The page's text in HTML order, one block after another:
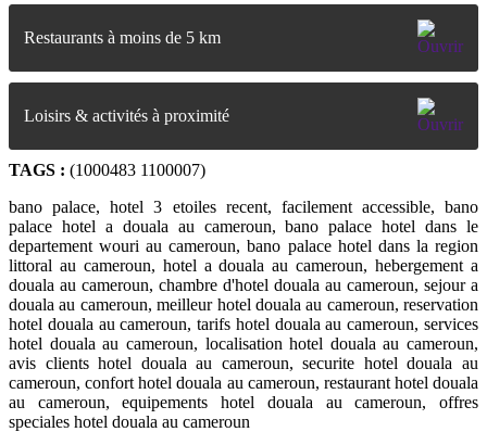
Restaurants à moins de 5 km
Loisirs & activités à proximité
TAGS : (1000483 1100007)
bano palace, hotel 3 etoiles recent, facilement accessible, bano
palace hotel a douala au cameroun, bano palace hotel dans le
departement wouri au cameroun, bano palace hotel dans la region
littoral au cameroun, hotel a douala au cameroun, hebergement a
douala au cameroun, chambre d'hotel douala au cameroun, sejour a
douala au cameroun, meilleur hotel douala au cameroun, reservation
hotel douala au cameroun, tarifs hotel douala au cameroun, services
hotel douala au cameroun, localisation hotel douala au cameroun,
avis clients hotel douala au cameroun, securite hotel douala au
cameroun, confort hotel douala au cameroun, restaurant hotel douala
au cameroun, equipements hotel douala au cameroun, offres
speciales hotel douala au cameroun